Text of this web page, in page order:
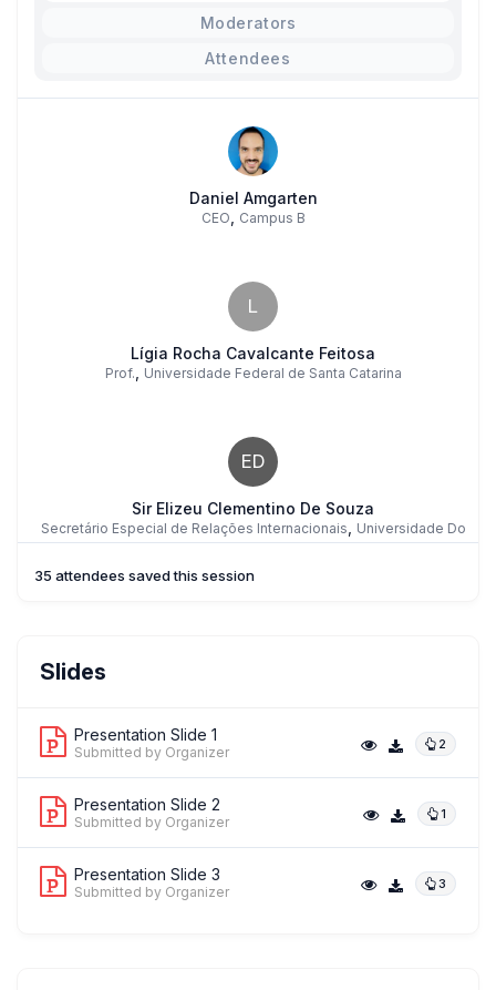
Moderators
Attendees
Daniel Amgarten
CEO Campus B
L
Lígia Rocha Cavalcante Feitosa
Prof. Universidade Federal de Santa Catarina
ED
Sir Elizeu Clementino De Souza
Secretário Especial de Relações Internacionais
Universidade Do
Estado Da Bahia
Head of International Affairs Office
Mr. Rui Mendes
35 attendees saved this session
Slides
Presentation Slide 1 2
Submitted by Organizer
Presentation Slide 2 1
Submitted by Organizer
Presentation Slide 3 3
Submitted by Organizer